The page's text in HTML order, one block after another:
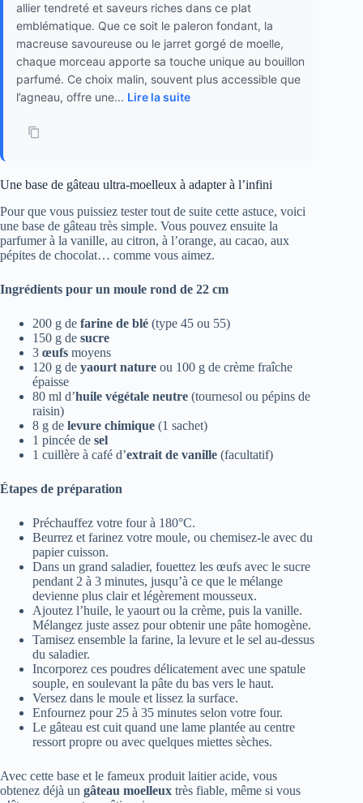
allier tendreté et saveurs riches dans ce plat
emblématique. Que ce soit le paleron fondant, la
macreuse savoureuse ou le jarret gorgé de moelle,
chaque morceau apporte sa touche unique au bouillon
parfumé. Ce choix malin, souvent plus accessible que
l’agneau, offre une... Lire la suite
Une base de gâteau ultra-moelleux à adapter à l’infini
Pour que vous puissiez tester tout de suite cette astuce, voici
une base de gâteau très simple. Vous pouvez ensuite la
parfumer à la vanille, au citron, à l’orange, au cacao, aux
pépites de chocolat… comme vous aimez.
Ingrédients pour un moule rond de 22 cm
200 g de farine de blé (type 45 ou 55)
150 g de sucre
3 œufs moyens
120 g de yaourt nature ou 100 g de crème fraîche
épaisse
80 ml d’huile végétale neutre (tournesol ou pépins de
raisin)
8 g de levure chimique (1 sachet)
1 pincée de sel
1 cuillère à café d’extrait de vanille (facultatif)
Étapes de préparation
Préchauffez votre four à 180°C.
Beurrez et farinez votre moule, ou chemisez-le avec du
papier cuisson.
Dans un grand saladier, fouettez les œufs avec le sucre
pendant 2 à 3 minutes, jusqu’à ce que le mélange
devienne plus clair et légèrement mousseux.
Ajoutez l’huile, le yaourt ou la crème, puis la vanille.
Mélangez juste assez pour obtenir une pâte homogène.
Tamisez ensemble la farine, la levure et le sel au-dessus
du saladier.
Incorporez ces poudres délicatement avec une spatule
souple, en soulevant la pâte du bas vers le haut.
Versez dans le moule et lissez la surface.
Enfournez pour 25 à 35 minutes selon votre four.
Le gâteau est cuit quand une lame plantée au centre
ressort propre ou avec quelques miettes sèches.
Avec cette base et le fameux produit laitier acide, vous
obtenez déjà un gâteau moelleux très fiable, même si vous